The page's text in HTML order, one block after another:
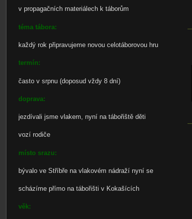
v propagačních materiálech k táborům
téma tábora:
každý rok připravujeme novou celotáborovou hru
termín:
často v srpnu (doposud vždy 8 dní)
doprava:
jezdívali jsme vlakem, nyní na tábořiště děti
vozí rodiče
místo srazu:
bývalo ve Stříbře na vlakovém nádraží nyní se
scházíme přímo na tábořišti v Kokašících
věk: